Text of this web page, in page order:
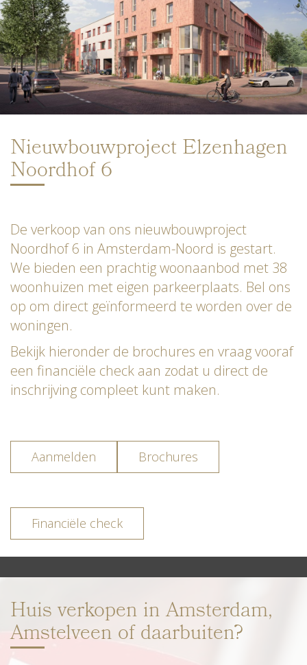
Nieuwbouwproject Elzenhagen
Noordhof 6
De verkoop van ons nieuwbouwproject
Noordhof 6 in Amsterdam-Noord is gestart.
We bieden een prachtig woonaanbod met 38
woonhuizen met eigen parkeerplaats. Bel ons
op om direct geïnformeerd te worden over de
woningen.
Bekijk hieronder de brochures en vraag vooraf
een financiële check aan zodat u direct de
inschrijving compleet kunt maken.
Aanmelden Brochures
Financiële check
Huis verkopen in Amsterdam,
Amstelveen of daarbuiten?